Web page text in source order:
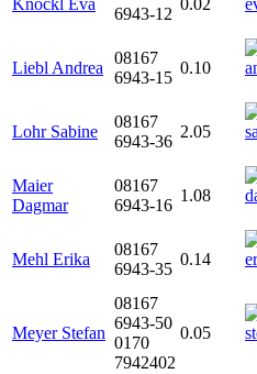
Knöckl Eva
6943-12
0.02
Liebl Andrea
08167
6943-15
0.10
Lohr Sabine
08167
6943-36
2.05
Maier
Dagmar
08167
6943-16
1.08
Mehl Erika
08167
6943-35
0.14
Meyer Stefan
08167
6943-50
0170
7942402
0.05